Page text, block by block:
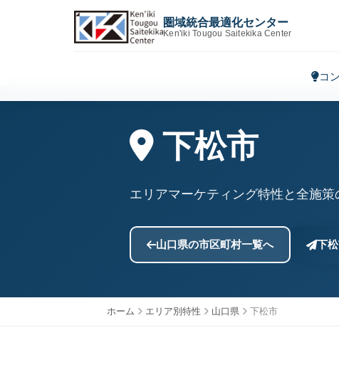
圏域統合最適化センター
Ken'iki Tougou Saitekika Center
コ
下松市
エリアマーケティング特性と全施
山口県の市区町村一覧へ 下
ホーム エリア別特性 山口県 下松市